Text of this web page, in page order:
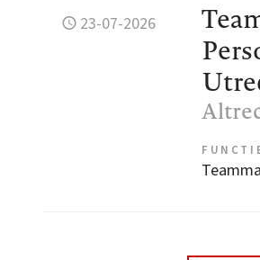
23-07-2026